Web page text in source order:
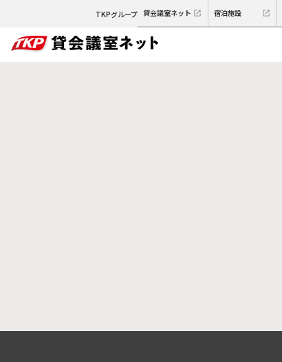
TKPグループ 貸会議室ネット 宿泊施設